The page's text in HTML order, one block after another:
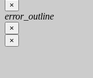
×
error_outline
×
×